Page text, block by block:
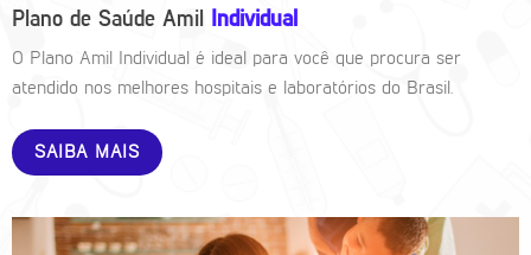
Plano de Saúde Amil Individual
O Plano Amil Individual é ideal para você que procura ser
atendido nos melhores hospitais e laboratórios do Brasil.
SAIBA MAIS